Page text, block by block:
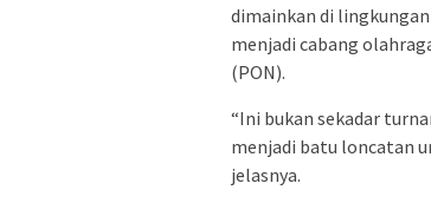
dimainkan di
menjadi cabang
(PON).
“Ini bukan sekadar
menjadi batu loncatan
jelasnya.